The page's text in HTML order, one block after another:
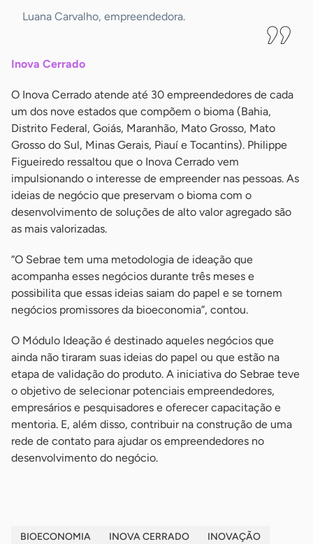
Luana Carvalho, empreendedora.
Inova Cerrado
O Inova Cerrado atende até 30 empreendedores de cada
um dos nove estados que compõem o bioma (Bahia,
Distrito Federal, Goiás, Maranhão, Mato Grosso, Mato
Grosso do Sul, Minas Gerais, Piauí e Tocantins). Philippe
Figueiredo ressaltou que o Inova Cerrado vem
impulsionando o interesse de empreender nas pessoas. As
ideias de negócio que preservam o bioma com o
desenvolvimento de soluções de alto valor agregado são
as mais valorizadas.
“O Sebrae tem uma metodologia de ideação que
acompanha esses negócios durante três meses e
possibilita que essas ideias saiam do papel e se tornem
negócios promissores da bioeconomia”, contou.
O Módulo Ideação é destinado aqueles negócios que
ainda não tiraram suas ideias do papel ou que estão na
etapa de validação do produto. A iniciativa do Sebrae teve
o objetivo de selecionar potenciais empreendedores,
empresários e pesquisadores e oferecer capacitação e
mentoria. E, além disso, contribuir na construção de uma
rede de contato para ajudar os empreendedores no
desenvolvimento do negócio.
BIOECONOMIA INOVA CERRADO INOVAÇÃO